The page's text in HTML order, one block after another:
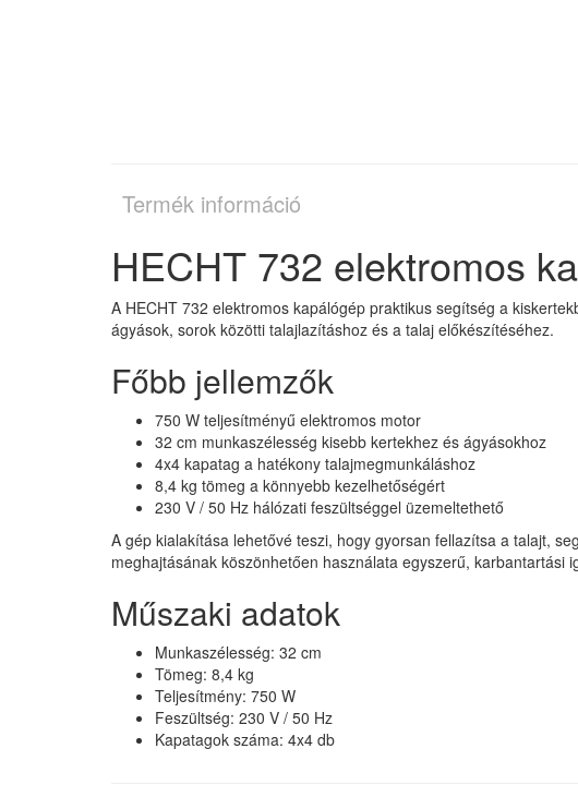
Termék információ
HECHT 732 elektromos
A HECHT 732 elektromos kapálógép praktikus segítség a
ágyások, sorok közötti talajlazításhoz és a talaj előkészítéséhez.
Főbb jellemzők
750 W teljesítményű elektromos motor
32 cm munkaszélesség kisebb kertekhez és ágyásokhoz
4x4 kapatag a hatékony talajmegmunkáláshoz
8,4 kg tömeg a könnyebb kezelhetőségért
230 V / 50 Hz hálózati feszültséggel üzemeltethető
A gép kialakítása lehetővé teszi, hogy gyorsan fellazítsa a talajt,
meghajtásának köszönhetően használata egyszerű, karbantartási
Műszaki adatok
Munkaszélesség: 32 cm
Tömeg: 8,4 kg
Teljesítmény: 750 W
Feszültség: 230 V / 50 Hz
Kapatagok száma: 4x4 db